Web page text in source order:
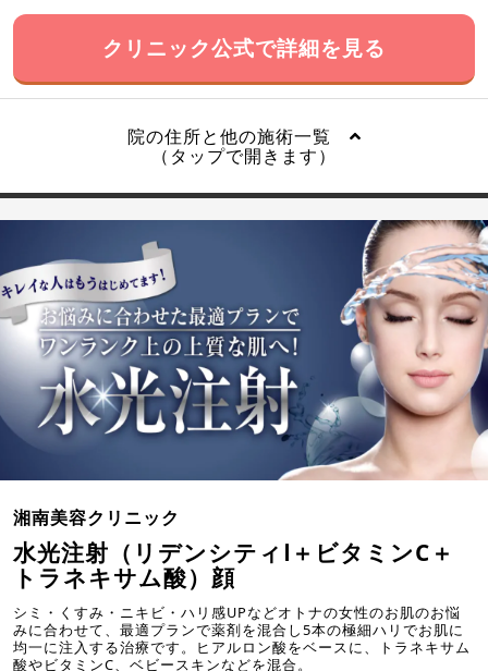
クリニック公式で詳細を見る
院の住所と他の施術一覧
（タップで開きます）
湘南美容クリニック
水光注射（リデンシティⅠ＋ビタミンC＋
トラネキサム酸）顔
シミ・くすみ・ニキビ・ハリ感UPなどオトナの女性のお肌のお悩
みに合わせて、最適プランで薬剤を混合し5本の極細ハリでお肌に
均一に注入する治療です。ヒアルロン酸をベースに、トラネキサム
酸やビタミンC、ベビースキンなどを混合。